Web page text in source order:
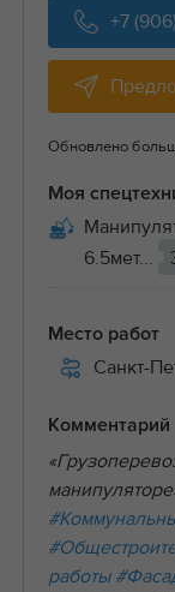
+7
Обновлено
Моя
6.5мет...
Место работ
Санкт-
Комментарий
работы